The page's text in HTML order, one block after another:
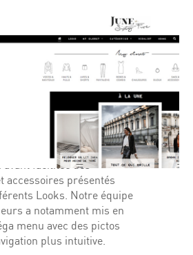
jour du Blog
a procédé à la mise à jour
Blog, avec des ajustements
et technique, pour
avant facilitée des
accessoires présentés
Looks. Notre équipe
a notamment mis en
menu avec des pictos
plus intuitive.